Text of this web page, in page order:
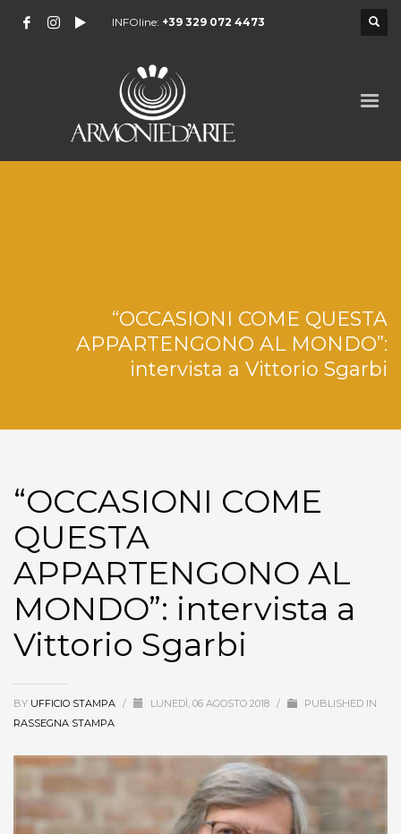
INFOline: +39 329 072 4473
“OCCASIONI COME QUESTA
APPARTENGONO AL MONDO”:
intervista a Vittorio Sgarbi
“OCCASIONI COME
QUESTA
APPARTENGONO AL
MONDO”: intervista a
Vittorio Sgarbi
BY UFFICIO STAMPA / LUNEDÌ, 06 AGOSTO 2018 /
PUBLISHED IN
RASSEGNA STAMPA